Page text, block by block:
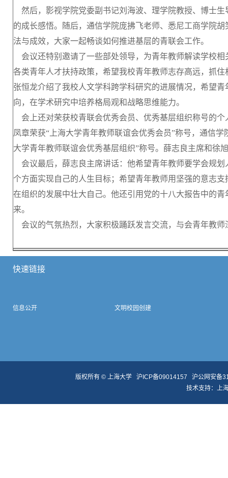
然后，影视学院党委副书记刘海波、理学院教授、博士
的成长感悟。随后，通信学院庞拂飞老师、悉尼工商学院
法与成效，大家一起畅谈如何推进基层的青联会工作。
会议还特别邀请了一些部处领导，为青年教师解读学校
各类青年人才扶持政策，希望我校青年教师志存高远，抓
张恒龙介绍了我校人文学科跨学科研究的进展情况，希望
向，在学术研究中培养格局观和战略思维能力。
会上还对荣获校青联会优秀会员、优秀基层组织称号的
凤章荣获“上海大学青年教师联谊会优秀会员”称号，通信
大学青年教师联谊会优秀基层组织”称号。薛志良主席和徐
会议最后，薛志良主席讲话：他希望青年教师要学会规
个方面实现自己的人生目标；希望青年教师用坚强的意志
在组织的发展中壮大自己。他还引用党的十八大报告中的
来。
会议的气氛热烈，大家积极踊跃发言交流，与会青年教
快速链接
信息公开 文明校园创建
版权所有 © 上海大学 沪ICP备09014157
沪公网安备
技术支持：上